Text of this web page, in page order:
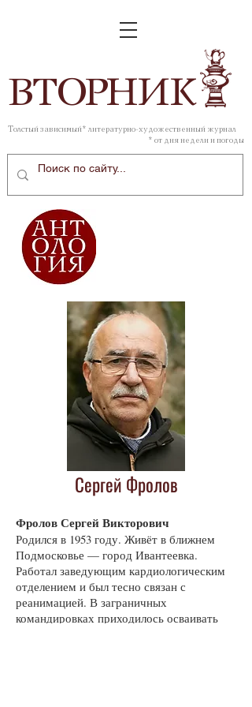
ВТОРНИК
Толстый зависимый* литературно-художественный журнал
* от дня недели и погоды
Сергей Фролов
Фролов Сергей Викторович
Родился в 1953 году. Живёт в ближнем
Подмосковье — город Ивантеевка.
Работал заведующим кардиологическим
отделением и был тесно связан с
реанимацией. В заграничных
командировках приходилось осваивать